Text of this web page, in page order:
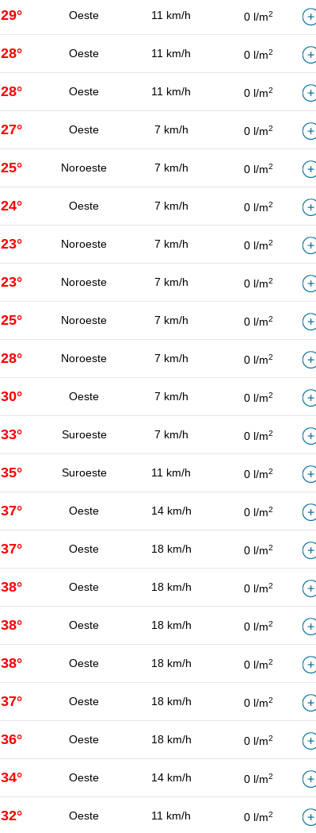
29° Oeste 11 km/h 0 l/m2
28° Oeste 11 km/h 0 l/m2
28° Oeste 11 km/h 0 l/m2
27° Oeste 7 km/h 0 l/m2
25° Noroeste 7 km/h 0 l/m2
24° Oeste 7 km/h 0 l/m2
23° Noroeste 7 km/h 0 l/m2
23° Noroeste 7 km/h 0 l/m2
25° Noroeste 7 km/h 0 l/m2
28° Noroeste 7 km/h 0 l/m2
30° Oeste 7 km/h 0 l/m2
33° Suroeste 7 km/h 0 l/m2
35° Suroeste 11 km/h 0 l/m2
37° Oeste 14 km/h 0 l/m2
37° Oeste 18 km/h 0 l/m2
38° Oeste 18 km/h 0 l/m2
38° Oeste 18 km/h 0 l/m2
38° Oeste 18 km/h 0 l/m2
37° Oeste 18 km/h 0 l/m2
36° Oeste 18 km/h 0 l/m2
34° Oeste 14 km/h 0 l/m2
32° Oeste 11 km/h 0 l/m2